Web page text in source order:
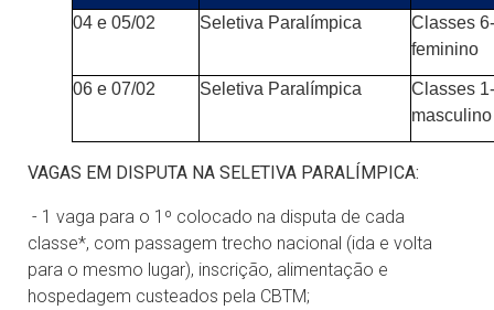
04 e 05/02 Seletiva Paralímpica
Classes
feminino
06 e 07/02 Seletiva Paralímpica
Classes
masculino
VAGAS EM DISPUTA NA SELETIVA PARALÍMPICA:
- 1 vaga para o 1º colocado na disputa de cada
classe*, com passagem trecho nacional (ida e volta
para o mesmo lugar), inscrição, alimentação e
hospedagem custeados pela CBTM;